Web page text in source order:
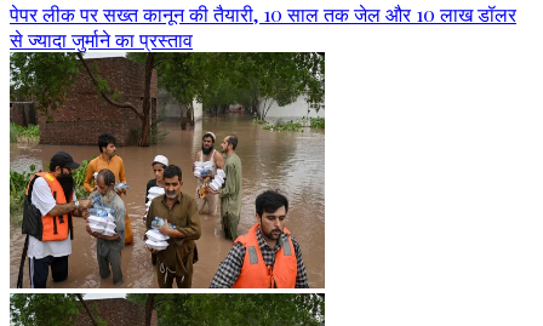
पेपर लीक पर सख्त कानून की तैयारी, 10 साल तक जेल और 10 लाख डॉलर
से ज्यादा जुर्माने का प्रस्ताव